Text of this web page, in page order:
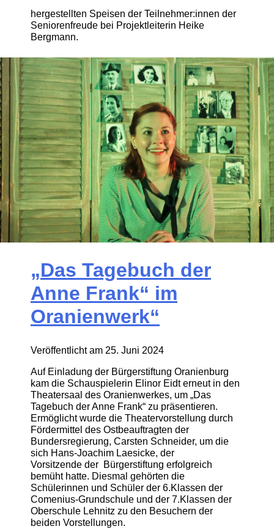
hergestellten Speisen der Teilnehmer:innen der
Seniorenfreude bei Projektleiterin Heike
Bergmann.
„Das Tagebuch der
Anne Frank“ im
Oranienwerk“
Veröffentlicht am 25. Juni 2024
Auf Einladung der Bürgerstiftung Oranienburg
kam die Schauspielerin Elinor Eidt erneut in den
Theatersaal des Oranienwerkes, um „Das
Tagebuch der Anne Frank“ zu präsentieren.
Ermöglicht wurde die Theatervorstellung durch
Fördermittel des Ostbeauftragten der
Bundersregierung, Carsten Schneider, um die
sich Hans-Joachim Laesicke, der
Vorsitzende der Bürgerstiftung erfolgreich
bemüht hatte. Diesmal gehörten die
Schülerinnen und Schüler der 6.Klassen der
Comenius-Grundschule und der 7.Klassen der
Oberschule Lehnitz zu den Besuchern der
beiden Vorstellungen.